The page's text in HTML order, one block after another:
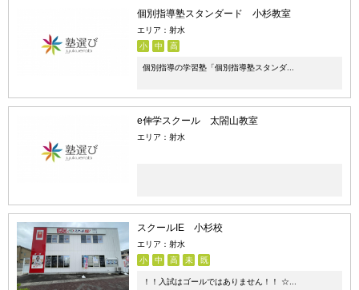
個別指導塾スタンダード 小杉教室
エリア：射水
小
中 高
個別指導の学習塾「個別指導塾スタンダ...
e伸学スクール 太閤山教室
エリア：射水
スクールIE 小杉校
エリア：射水
小
中 高 未 既
！！入試はゴールではありません！！ ☆...